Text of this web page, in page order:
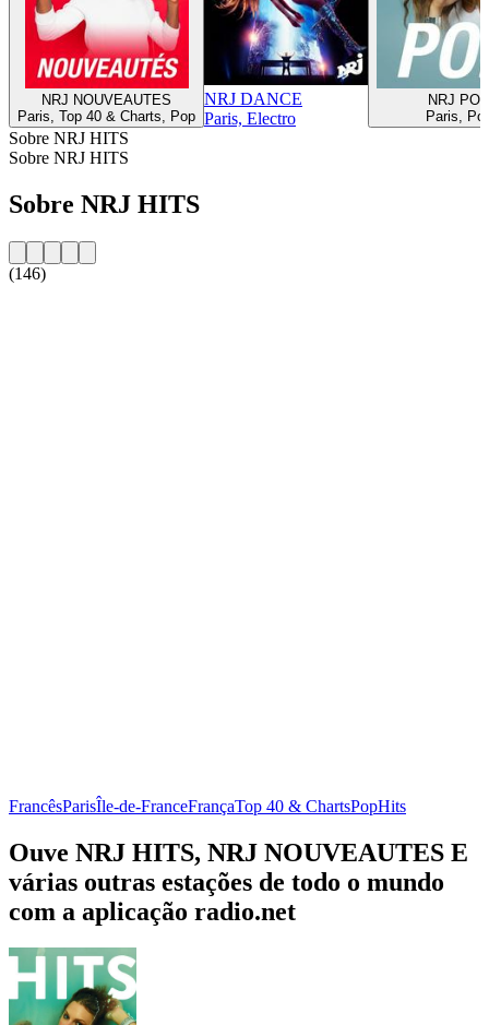
NRJ NOUVEAUTES
Paris, Top 40 & Charts, Pop
NRJ DANCE
Paris, Electro
NRJ POP
Paris,
Sobre NRJ HITS
Sobre NRJ HITS
Sobre NRJ HITS
(146)
FrancêsParisÎle-de-FranceFrançaTop 40 & ChartsPopHits
Ouve NRJ HITS, NRJ NOUVEAUTES E
várias outras estações de todo o mundo
com a aplicação radio.net